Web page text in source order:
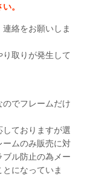
。
絡をお願いしま
り取りが発生して
でフレームだけ
ておりますが選
ムのみ販売に対
ル防止の為メー
になっていま